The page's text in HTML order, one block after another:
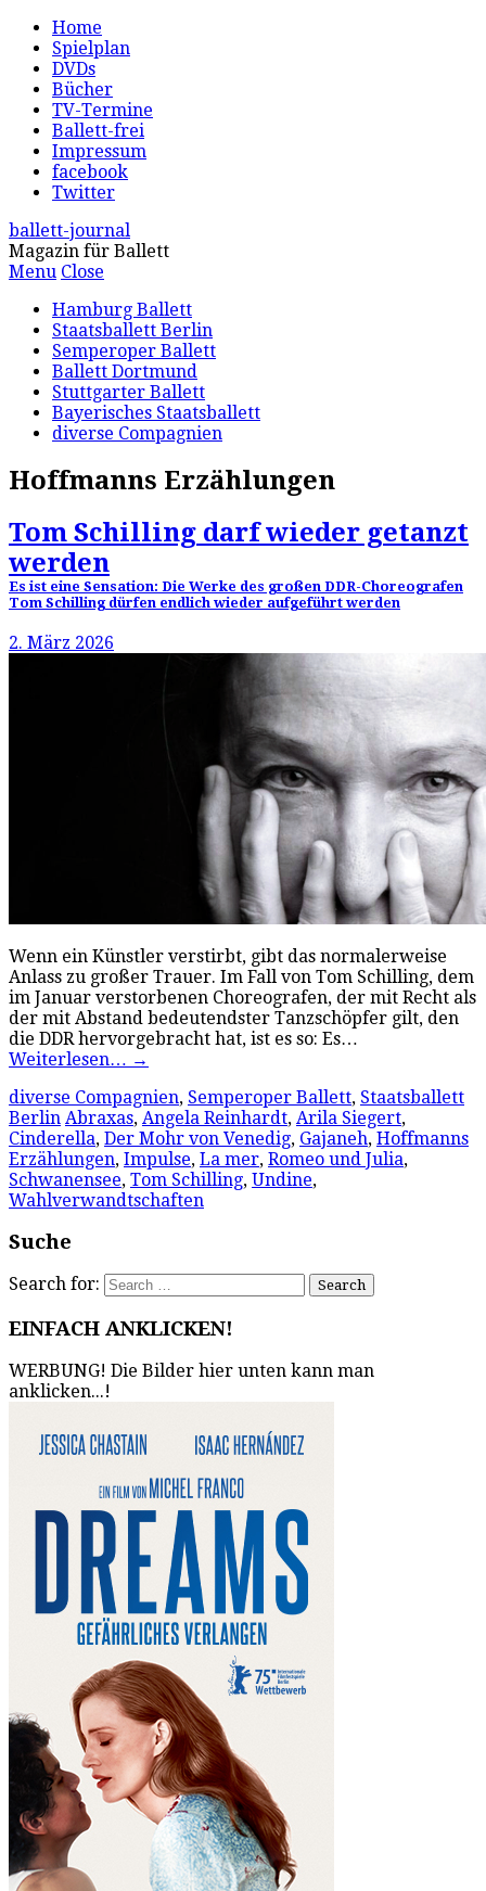
Home
Spielplan
DVDs
Bücher
TV-Termine
Ballett-frei
Impressum
facebook
Twitter
ballett-journal
Magazin für Ballett
Menu Close
Hamburg Ballett
Staatsballett Berlin
Semperoper Ballett
Ballett Dortmund
Stuttgarter Ballett
Bayerisches Staatsballett
diverse Compagnien
Hoffmanns Erzählungen
Tom Schilling darf wieder getanzt
werden
Es ist eine Sensation: Die Werke des großen DDR-Choreografen
Tom Schilling dürfen endlich wieder aufgeführt werden
2. März 2026
Wenn ein Künstler verstirbt, gibt das normalerweise
Anlass zu großer Trauer. Im Fall von Tom Schilling, dem
im Januar verstorbenen Choreografen, der mit Recht als
der mit Abstand bedeutendster Tanzschöpfer gilt, den
die DDR hervorgebracht hat, ist es so: Es…
Weiterlesen… →
diverse Compagnien, Semperoper Ballett, Staatsballett
Berlin Abraxas, Angela Reinhardt, Arila Siegert,
Cinderella, Der Mohr von Venedig, Gajaneh, Hoffmanns
Erzählungen, Impulse, La mer, Romeo und Julia,
Schwanensee, Tom Schilling, Undine,
Wahlverwandtschaften
Suche
Search for:
EINFACH ANKLICKEN!
WERBUNG! Die Bilder hier unten kann man
anklicken...!